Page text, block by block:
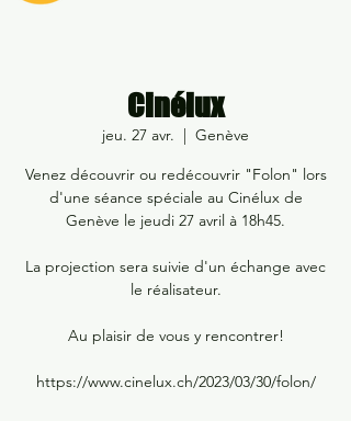
Cinélux
jeu. 27 avr.
  |
Genève
Venez découvrir ou redécouvrir "Folon" lors
d'une séance spéciale au Cinélux de
Genève le jeudi 27 avril à 18h45.
La projection sera suivie d'un échange avec
le réalisateur.
Au plaisir de vous y rencontrer!
https://www.cinelux.ch/2023/03/30/folon/